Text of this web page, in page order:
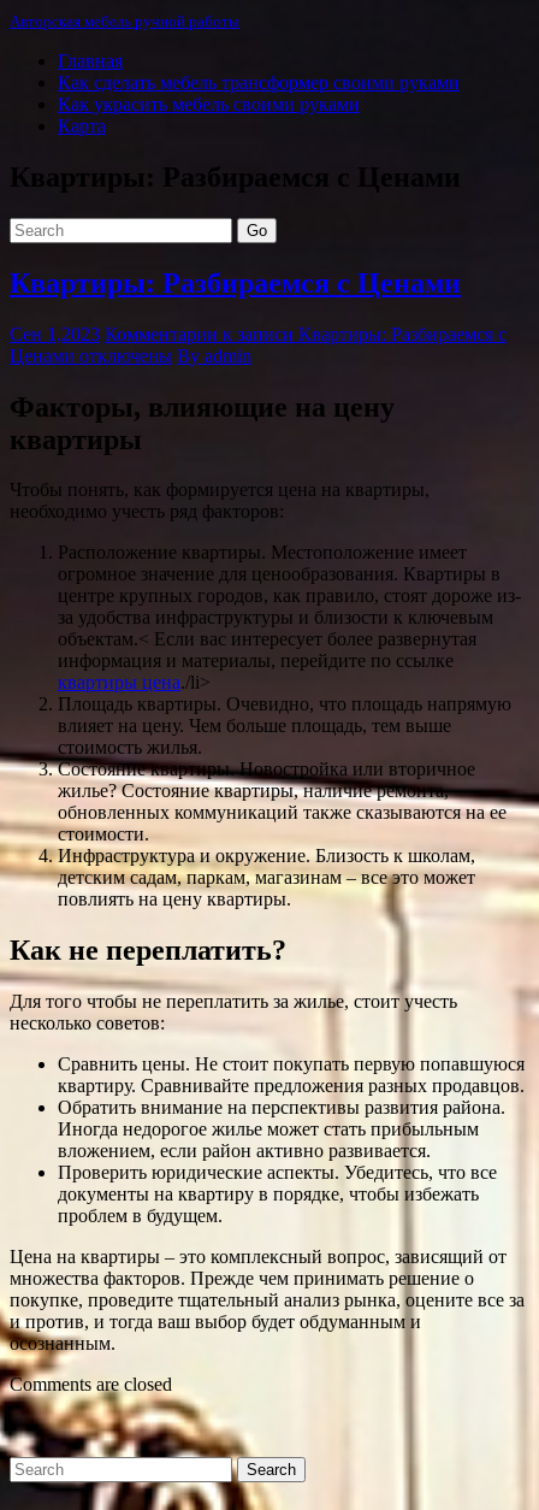
Авторская мебель ручной работы
Главная
Как сделать мебель трансформер своими руками
Как украсить мебель своими руками
Карта
Квартиры: Разбираемся с Ценами
Go
Квартиры: Разбираемся с Ценами
Сен 1,2023 Комментарии к записи Квартиры: Разбираемся с
Ценами отключены By admin
Факторы, влияющие на цену
квартиры
Чтобы понять, как формируется цена на квартиры,
необходимо учесть ряд факторов:
Расположение квартиры. Местоположение имеет
огромное значение для ценообразования. Квартиры в
центре крупных городов, как правило, стоят дороже из-
за удобства инфраструктуры и близости к ключевым
объектам.< Если вас интересует более развернутая
информация и материалы, перейдите по ссылке
квартиры цена./li>
Площадь квартиры. Очевидно, что площадь напрямую
влияет на цену. Чем больше площадь, тем выше
стоимость жилья.
Состояние квартиры. Новостройка или вторичное
жилье? Состояние квартиры, наличие ремонта,
обновленных коммуникаций также сказываются на ее
стоимости.
Инфраструктура и окружение. Близость к школам,
детским садам, паркам, магазинам – все это может
повлиять на цену квартиры.
Как не переплатить?
Для того чтобы не переплатить за жилье, стоит учесть
несколько советов:
Сравнить цены. Не стоит покупать первую попавшуюся
квартиру. Сравнивайте предложения разных продавцов.
Обратить внимание на перспективы развития района.
Иногда недорогое жилье может стать прибыльным
вложением, если район активно развивается.
Проверить юридические аспекты. Убедитесь, что все
документы на квартиру в порядке, чтобы избежать
проблем в будущем.
Цена на квартиры – это комплексный вопрос, зависящий от
множества факторов. Прежде чем принимать решение о
покупке, проведите тщательный анализ рынка, оцените все за
и против, и тогда ваш выбор будет обдуманным и
осознанным.
Comments are closed